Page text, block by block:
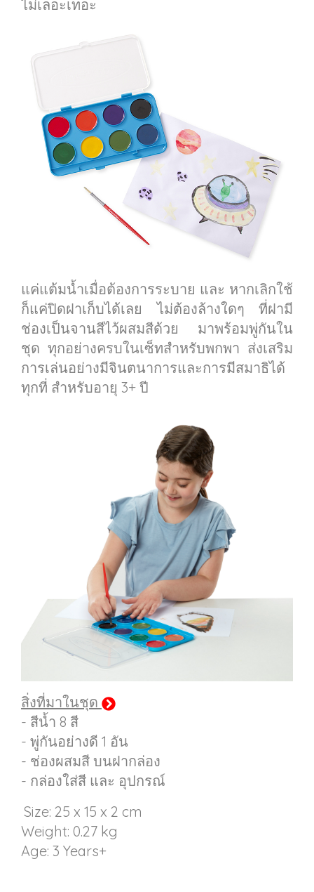
ไม่เลอะเทอะ
แค่แต้มน้ำเมื่อต้องการระบาย และ หากเลิกใช้
ก็แค่ปิดฝาเก็บได้เลย ไม่ต้องล้างใดๆ ที่ฝามี
ช่องเป็นจานสีไว้ผสมสีด้วย มาพร้อมพู่กันใน
ชุด ทุกอย่างครบในเซ็ทสำหรับพกพา ส่งเสริม
การเล่นอย่างมีจินตนาการและการมีสมาธิได้
ทุกที่ สำหรับอายุ 3+ ปี
สิ่งที่มาในชุด
- สีน้ำ 8 สี
- พู่กันอย่างดี 1 อัน
- ช่องผสมสี บนฝากล่อง
- กล่องใส่สี และ อุปกรณ์
Size: 25 x 15 x 2 cm
Weight: 0.27 kg
Age: 3 Years+